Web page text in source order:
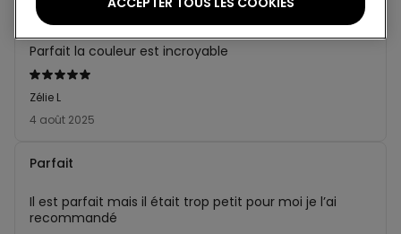
Évalué
5sur 5
4 août 2025
Zélie L
Parfait
Parfait la couleur est incroyable
Parfait
Il est parfait mais il était trop petit pour moi je l’ai
recommandé